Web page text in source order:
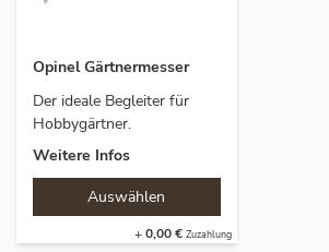
Opinel Gärtnermesser
+0,00 €
Der ideale Begleiter für
Hobbygärtner.
Weitere Infos